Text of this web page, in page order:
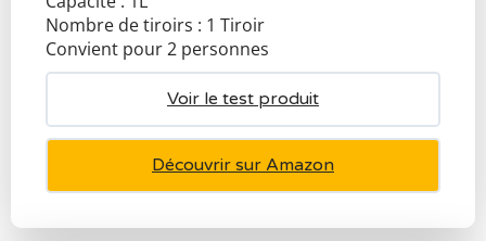
Nombre de tiroirs : 1 Tiroir
Convient pour 2 personnes
Voir le test produit
Découvrir sur Amazon